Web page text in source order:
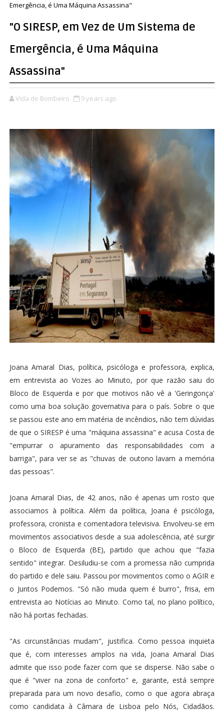
Emergência, é Uma Máquina Assassina"
"O SIRESP, em Vez de Um Sistema de
Emergência, é Uma Máquina
Assassina"
Vida de Bombeiro 9 years ago
Joana Amaral Dias, política, psicóloga e professora, explica,
em entrevista ao Vozes ao Minuto, por que razão saiu do
Bloco de Esquerda e por que motivos não vê a 'Geringonça'
como uma boa solução governativa para o país. Sobre o que
se passou este ano em matéria de incêndios, não tem dúvidas
de que o SIRESP é uma "máquina assassina" e acusa Costa de
"empurrar o apuramento das responsabilidades com a
barriga", para ver se as "chuvas de outono lavam a memória
das pessoas".
Joana Amaral Dias, de 42 anos, não é apenas um rosto que
associamos à política. Além da política, Joana é psicóloga,
professora, cronista e comentadora televisiva. Envolveu-se em
movimentos associativos desde a sua adolescência, até surgir
o Bloco de Esquerda (BE), partido que achou que "fazia
sentido" integrar. Desiludiu-se com a promessa não cumprida
do partido e dele saiu. Passou por movimentos como o AGIR e
o Juntos Podemos. "Só não muda quem é burro", frisa, em
entrevista ao Notícias ao Minuto. Como tal, no plano político,
não há portas fechadas.
"As circunstâncias mudam", justifica. Como pessoa inquieta
que é, com interesses amplos na vida, Joana Amaral Dias
admite que isso pode fazer com que se disperse. Não sabe o
que é "viver na zona de conforto" e, garante, está sempre
preparada para um novo desafio, como o que agora abraça
como candidata à Câmara de Lisboa pelo Nós, Cidadãos.